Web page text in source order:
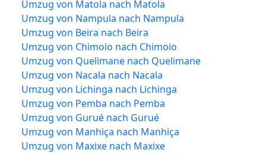
Umzug von Matola nach Matola
Umzug von Nampula nach Nampula
Umzug von Beira nach Beira
Umzug von Chimoio nach Chimoio
Umzug von Quelimane nach Quelimane
Umzug von Nacala nach Nacala
Umzug von Lichinga nach Lichinga
Umzug von Pemba nach Pemba
Umzug von Gurué nach Gurué
Umzug von Manhiça nach Manhiça
Umzug von Maxixe nach Maxixe